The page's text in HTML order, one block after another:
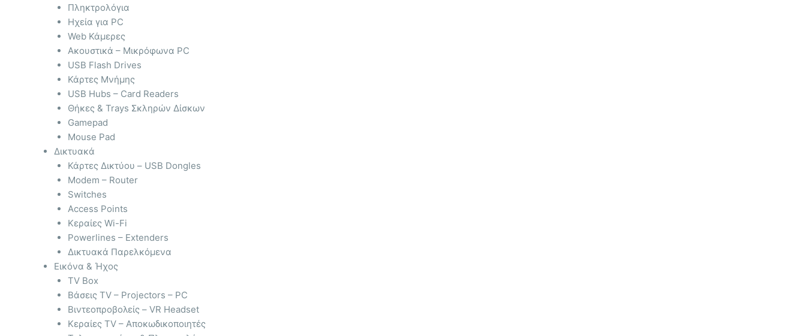
Πληκτρολόγια
Ηχεία για PC
Web Κάμερες
Ακουστικά – Μικρόφωνα PC
USB Flash Drives
Κάρτες Μνήμης
USB Hubs – Card Readers
Θήκες & Trays Σκληρών Δίσκων
Gamepad
Mouse Pad
Δικτυακά
Κάρτες Δικτύου – USB Dongles
Modem – Router
Switches
Access Points
Κεραίες Wi-Fi
Powerlines – Extenders
Δικτυακά Παρελκόμενα
Εικόνα & Ήχος
TV Box
Βάσεις TV – Projectors – PC
Βιντεοπροβολείς – VR Headset
Κεραίες TV – Αποκωδικοποιητές